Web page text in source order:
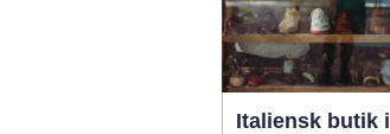
Italiensk butik i